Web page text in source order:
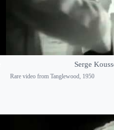
Serge
Rare video from Tanglewood, 1950